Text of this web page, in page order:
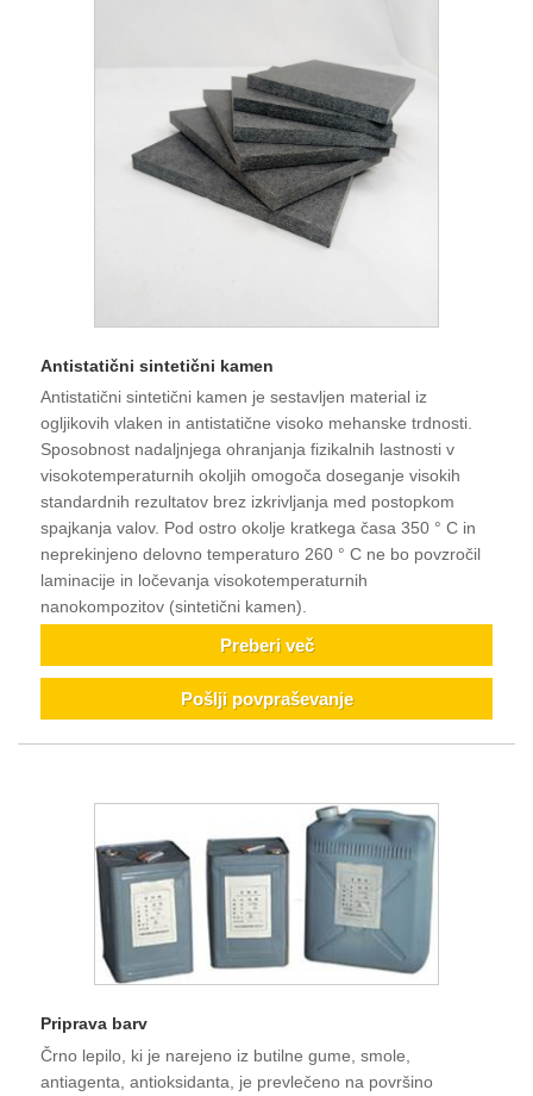
Antistatični sintetični kamen
Antistatični sintetični kamen je sestavljen material iz
ogljikovih vlaken in antistatične visoko mehanske trdnosti.
Sposobnost nadaljnjega ohranjanja fizikalnih lastnosti v
visokotemperaturnih okoljih omogoča doseganje visokih
standardnih rezultatov brez izkrivljanja med postopkom
spajkanja valov. Pod ostro okolje kratkega časa 350 ° C in
neprekinjeno delovno temperaturo 260 ° C ne bo povzročil
laminacije in ločevanja visokotemperaturnih
nanokompozitov (sintetični kamen).
Preberi več
Pošlji povpraševanje
Priprava barv
Črno lepilo, ki je narejeno iz butilne gume, smole,
antiagenta, antioksidanta, je prevlečeno na površino